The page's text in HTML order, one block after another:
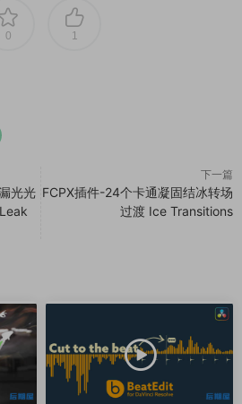
0 1
光光
下一篇
FCPX插件-24个卡通凝固结冰转场
过渡 Ice Transitions